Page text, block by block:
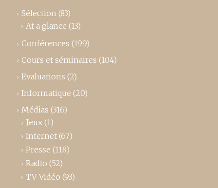
Sélection (83)
At a glance (13)
Conférences (199)
Cours et séminaires (104)
Evaluations (2)
Informatique (20)
Médias (316)
Jeux (1)
Internet (67)
Presse (118)
Radio (52)
TV-Vidéo (93)